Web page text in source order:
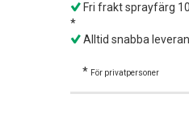
Fri frakt sprayfärg
*
Alltid snabba
* För privatpersoner